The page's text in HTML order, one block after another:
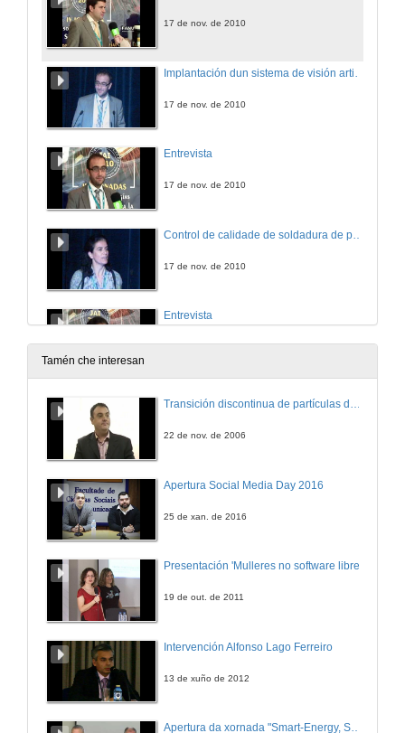
17 de nov. de 2010
17 de nov. de 2010
Entrevista
17 de nov. de 2010
17 de nov. de 2010
Entrevista
17 de nov. de 2010
IT Powered Automation
Tamén che interesan
Transición discontinua de partículas de microgel termosensible
22 de nov. de 2006
Apertura Social Media Day 2016
25 de xan. de 2016
Presentación 'Mulleres no software libre'
19 de out. de 2011
Intervención Alfonso Lago Ferreiro
13 de xuño de 2012
Apertura da xornada "Smart-Energy, Smart-City"